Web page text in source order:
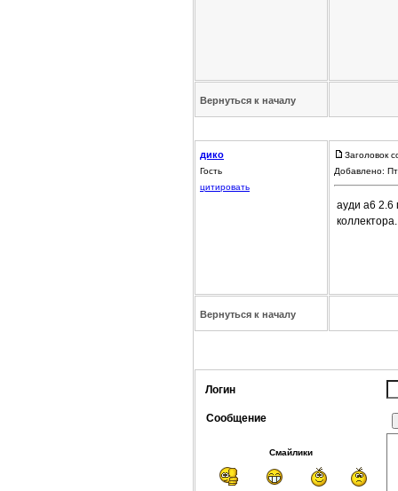
Вернуться к началу
дико
Гость
цитировать
Заголовок
Добавлено:
ауди а6 2.6
Вернуться к началу
Логин
Сообщение
Смайлики